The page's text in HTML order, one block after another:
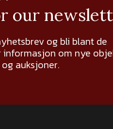
our
og bli blant de
om nye
auksjoner.